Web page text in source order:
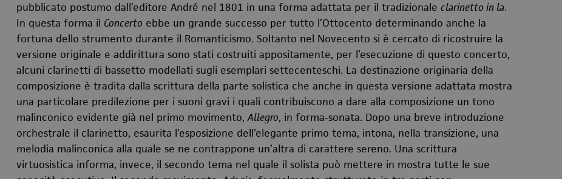
pubblicato postumo dall’editore André nel 1801 in una forma adattata per il tradizionale clarinetto in la.
In questa forma il Concerto ebbe un grande successo per tutto l’Ottocento determinando anche la
fortuna dello strumento durante il Romanticismo. Soltanto nel Novecento si è cercato di ricostruire la
versione originale e addirittura sono stati costruiti appositamente, per l’esecuzione di questo concerto,
alcuni clarinetti di bassetto modellati sugli esemplari settecenteschi. La destinazione originaria della
composizione è tradita dalla scrittura della parte solistica che anche in questa versione adattata mostra
una particolare predilezione per i suoni gravi i quali contribuiscono a dare alla composizione un tono
malinconico evidente già nel primo movimento,Allegro, in forma-sonata. Dopo una breve introduzione
orchestrale il clarinetto, esaurita l’esposizione dell’elegante primo tema, intona, nella transizione, una
melodia malinconica alla quale se ne contrappone un’altra di carattere sereno. Una scrittura
virtuosistica informa, invece, il secondo tema nel quale il solista può mettere in mostra tutte le sue